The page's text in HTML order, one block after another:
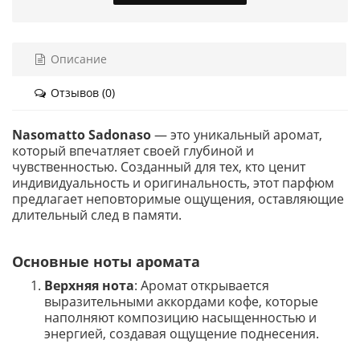
Описание
Отзывов (0)
Nasomatto Sadonaso— это уникальный аромат,
который впечатляет своей глубиной и
чувственностью. Созданный для тех, кто ценит
индивидуальность и оригинальность, этот парфюм
предлагает неповторимые ощущения, оставляющие
длительный след в памяти.
Основные ноты аромата
Верхняя нота: Аромат открывается
выразительными аккордами кофе, которые
наполняют композицию насыщенностью и
энергией, создавая ощущение поднесения.